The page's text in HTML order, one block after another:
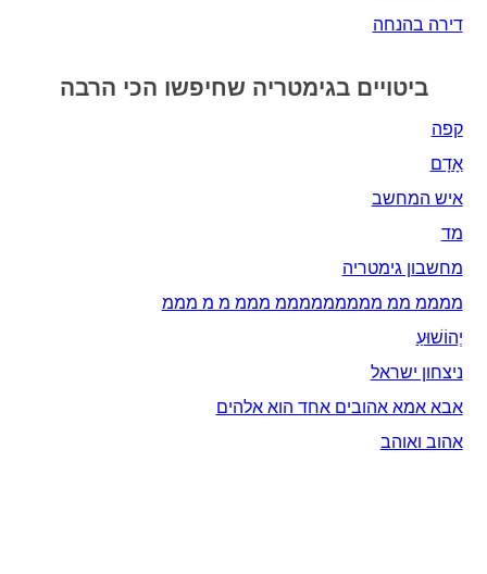
דירה בהנחה
ביטויים בגימטריה שחיפשו הכי הרבה
קפה
אָדָם‎
איש המחשב
מד
מחשבון גימטריה
ממממ ממ מממממממממ מממ מ מ מממ
יְהוֹשׁוּעַ
ניצחון ישראל
אבא אמא אהובים אחד הוא אלהים
אהוב ואוהב